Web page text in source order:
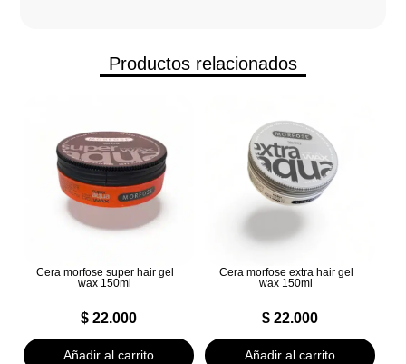
Productos relacionados
Cera morfose super hair gel
wax 150ml
$22.000
Añadir al carrito
Cera morfose extra hair gel
wax 150ml
$22.000
Añadir al carrito